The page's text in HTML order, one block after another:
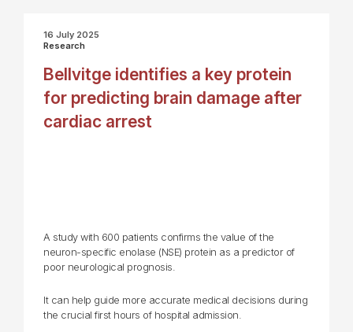
16 July 2025
Research
Bellvitge identifies a key protein
for predicting brain damage after
cardiac arrest
A study with 600 patients confirms the value of the
neuron-specific enolase (NSE) protein as a predictor of
poor neurological prognosis.
It can help guide more accurate medical decisions during
the crucial first hours of hospital admission.